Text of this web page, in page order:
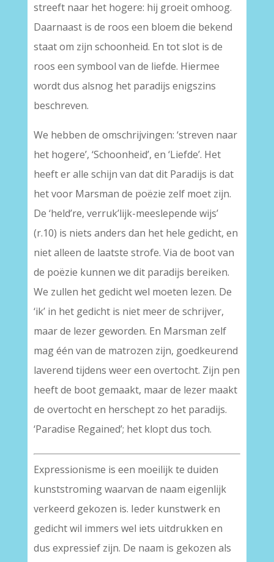
streeft naar het hogere: hij groeit omhoog.
Daarnaast is de roos een bloem die bekend
staat om zijn schoonheid. En tot slot is de
roos een symbool van de liefde. Hiermee
wordt dus alsnog het paradijs enigszins
beschreven.
We hebben de omschrijvingen: ‘streven naar
het hogere’, ‘Schoonheid’, en ‘Liefde’. Het
heeft er alle schijn van dat dit Paradijs is dat
het voor Marsman de poëzie zelf moet zijn.
De ‘held’re, verruk’lijk-meeslepende wijs’
(r.10) is niets anders dan het hele gedicht, en
niet alleen de laatste strofe. Via de boot van
de poëzie kunnen we dit paradijs bereiken.
We zullen het gedicht wel moeten lezen. De
‘ik’ in het gedicht is niet meer de schrijver,
maar de lezer geworden. En Marsman zelf
mag één van de matrozen zijn, goedkeurend
laverend tijdens weer een overtocht. Zijn pen
heeft de boot gemaakt, maar de lezer maakt
de overtocht en herschept zo het paradijs.
‘Paradise Regained’; het klopt dus toch.
Expressionisme is een moeilijk te duiden
kunststroming waarvan de naam eigenlijk
verkeerd gekozen is. Ieder kunstwerk en
gedicht wil immers wel iets uitdrukken en
dus expressief zijn. De naam is gekozen als